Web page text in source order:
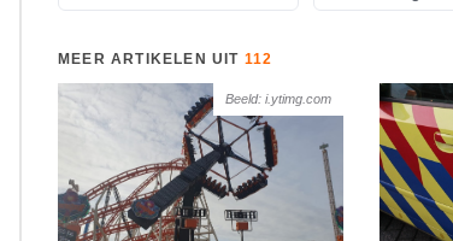
MEER ARTIKELEN UIT 112
Beeld: i.ytimg.com